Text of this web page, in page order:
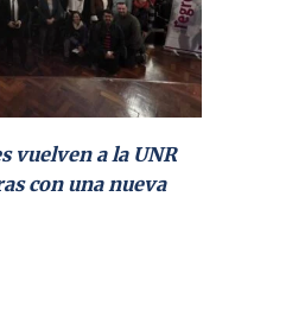
vuelven a la UNR
con una nueva